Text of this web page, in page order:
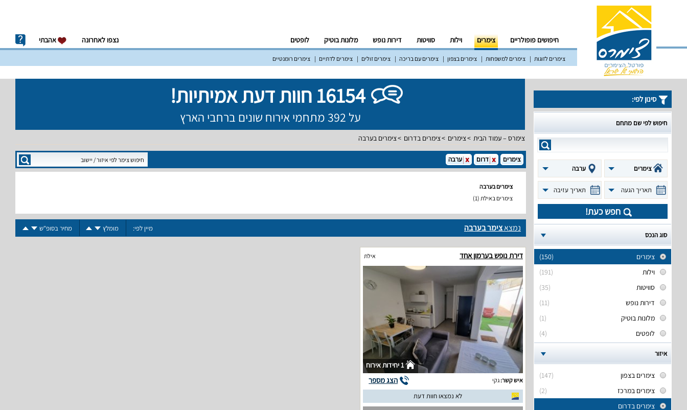
חיפושים פופולריים צימרים וילות סוויטות דירות נופש מלונות בוטיק לופטים נצפו לאחרונה אהבתי
צימרים לזוגות צימרים למשפחות צימרים בצפון צימרים עם בריכה צימרים זולים צימרים לדתיים צימרים רומנטיים
16154 חוות דעת אמיתיות!
על 392 מתחמי אירוח שונים ברחבי הארץ
צימרס – עמוד הבית צימרים צימרים בדרום צימרים בערבה
סינון לפי:
חיפוש לפי שם מתחם
צימרים ערבה
תאריך הגעה תאריך עזיבה
חפש כעת!
סוג הנכס
(150)
צימרים
(191)
וילות
(35)
סוויטות
(11)
דירות נופש
(1)
מלונות בוטיק
(4)
לופטים
איזור
(147)
צימרים בצפון
(2)
צימרים במרכז
צימרים בדרום
צימרים דרום ערבה
צימרים בערבה
צימרים באילת (1)
נמצאצימר בערבה מיין לפי: מומלץ מחיר בסופ"ש
דירת נופש בערמון אחד אילת
1 יחידות אירוח
איש קשר:גקי הצג מספר
לא נמצאו חוות דעת